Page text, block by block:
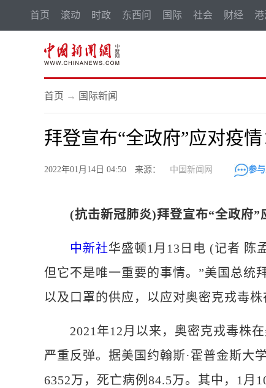
首页 滚动 时政 东西问 国际 社会 财经 港
首页 → 国际新闻
拜登宣布“全政府”应对疫
2022年01月14日 04:50 来源： 中国新闻网 参
(抗击新冠肺炎)拜登宣布“全政府
中新社华盛顿1月13日电 (记者 陈
但它不是唯一重要的事情。”美国总统
以及口罩的供应，以应对奥密克戎毒株
2021年12月以来，奥密克戎毒株在
严重反弹。据美国约翰斯·霍普金斯大
6352万，死亡病例84.5万。其中，1月